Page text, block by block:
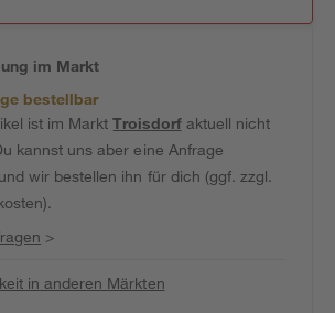
im Markt
bestellbar
ist im MarktTroisdorfaktuell nicht
kannst uns aber eine Anfrage
wir bestellen ihn für dich (ggf. zzgl.
>
in anderen Märkten